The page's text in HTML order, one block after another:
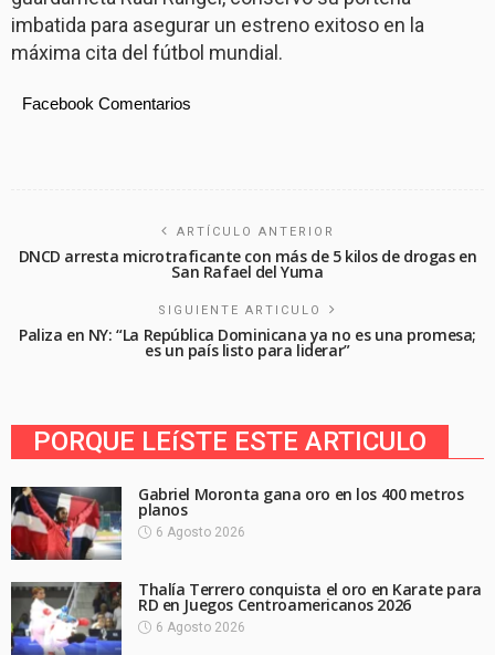
imbatida para asegurar un estreno exitoso en la
máxima cita del fútbol mundial.
Facebook Comentarios
ARTÍCULO ANTERIOR
DNCD arresta microtraficante con más de 5 kilos de drogas en
San Rafael del Yuma
SIGUIENTE ARTICULO
Paliza en NY: “La República Dominicana ya no es una promesa;
es un país listo para liderar”
PORQUE LEíSTE ESTE ARTICULO
Gabriel Moronta gana oro en los 400 metros
planos
6 Agosto 2026
Thalía Terrero conquista el oro en Karate para
RD en Juegos Centroamericanos 2026
6 Agosto 2026